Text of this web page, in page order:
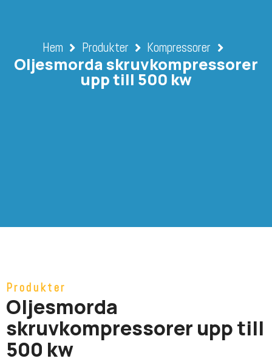
Hem Produkter Kompressorer
Oljesmorda skruvkompressorer
upp till 500 kw
Produkter
Oljesmorda
skruvkompressorer upp till
500 kw